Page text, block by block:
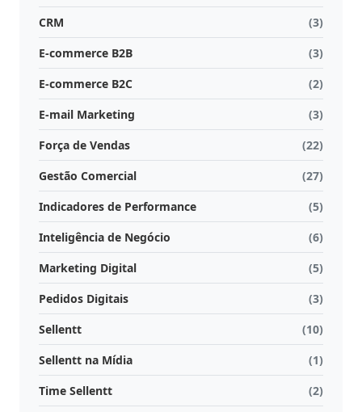
Gestão
Relacionamento
de
Leads
Atividades
e
Negociações
Automática
de
Leads
Gestão
CRM
(3)
E-commerce B2B
(3)
E-commerce B2C
(2)
E-mail Marketing
(3)
Força de Vendas
(22)
Gestão Comercial
(27)
Indicadores de Performance
(5)
Inteligência de Negócio
(6)
Marketing Digital
(5)
Pedidos Digitais
(3)
Sellentt
(10)
Sellentt na Mídia
(1)
Time Sellentt
(2)